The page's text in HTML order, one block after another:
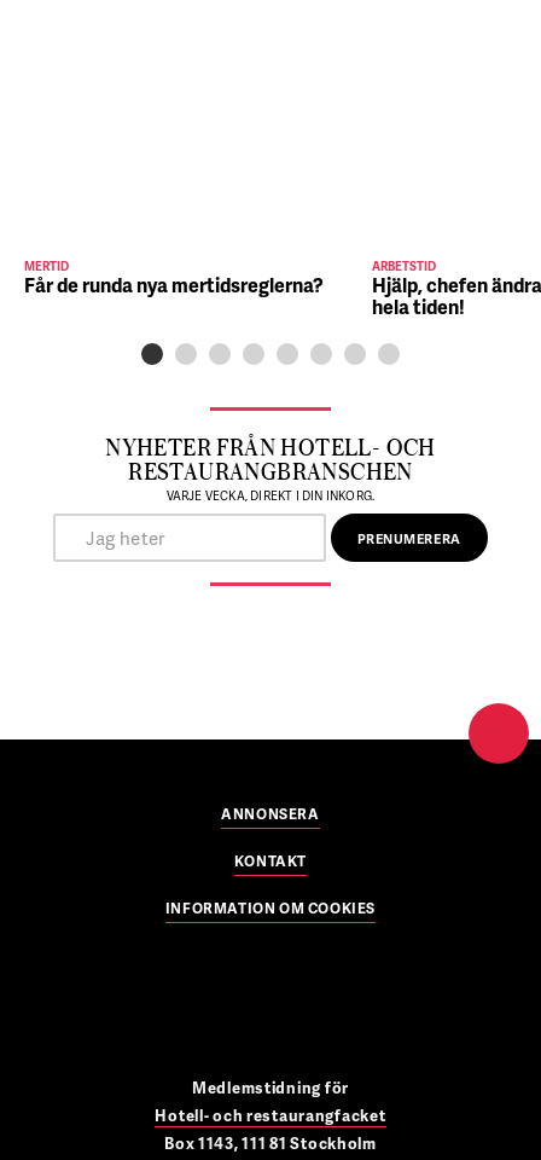
MERTID
Får de runda nya mertidsreglerna?
ARBETSTID
Hjälp, chefen
hela tiden!
NYHETER FRÅN HOTELL- OCH
RESTAURANGBRANSCHEN
VARJE VECKA, DIREKT I DIN INKORG.
ANNONSERA
KONTAKT
INFORMATION OM COOKIES
Medlemstidning för
Hotell- och restaurangfacket
Box 1143, 111 81 Stockholm